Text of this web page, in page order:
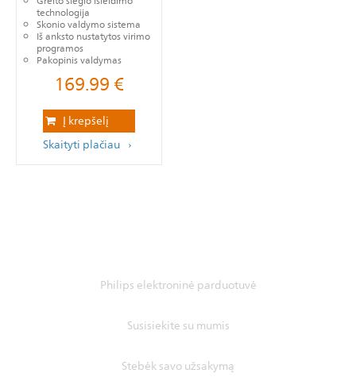
technologija
Skonio valdymo sistema
Iš anksto nustatytos virimo
programos
Pakopinis valdymas
169.99€
Į krepšelį
Skaityti plačiau
Philips elektroninė parduotuvė
Susisiekite su mumis
Stebėk savo užsakymą